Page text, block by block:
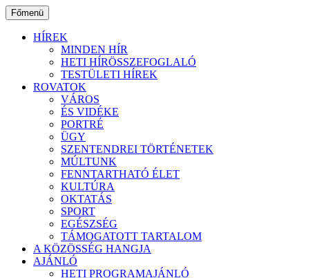
Ugrás
a
tartalomhoz
Főmenü
HÍREK
MINDEN HÍR
HETI HÍRÖSSZEFOGLALÓ
TESTÜLETI HÍREK
ROVATOK
VÁROS
ÉS VIDÉKE
PORTRÉ
ÜGY
SZENTENDREI TÖRTÉNETEK
MÚLTUNK
FENNTARTHATÓ ÉLET
KULTÚRA
OKTATÁS
SPORT
EGÉSZSÉG
TÁMOGATOTT TARTALOM
A KÖZÖSSÉG HANGJA
AJÁNLÓ
HETI PROGRAMAJÁNLÓ